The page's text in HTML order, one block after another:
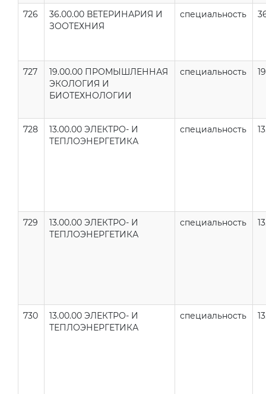
726
36.00.00 ВЕТЕРИНАРИЯ И
ЗООТЕХНИЯ
специальность
727
19.00.00 ПРОМЫШЛЕННАЯ
ЭКОЛОГИЯ И
БИОТЕХНОЛОГИИ
специальность
728
13.00.00 ЭЛЕКТРО- И
ТЕПЛОЭНЕРГЕТИКА
специальность
729
13.00.00 ЭЛЕКТРО- И
ТЕПЛОЭНЕРГЕТИКА
специальность
730
13.00.00 ЭЛЕКТРО- И
ТЕПЛОЭНЕРГЕТИКА
специальность